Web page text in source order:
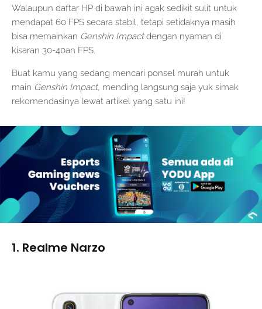
Walaupun daftar HP di bawah ini agak sedikit sulit untuk
mendapat 60 FPS secara stabil, tetapi setidaknya masih
bisa memainkan Genshin Impactdengan nyaman di
kisaran 30-40an FPS.
Buat kamu yang sedang mencari ponsel murah untuk
main Genshin Impact, mending langsung saja yuk simak
rekomendasinya lewat artikel yang satu ini!
1. Realme Narzo